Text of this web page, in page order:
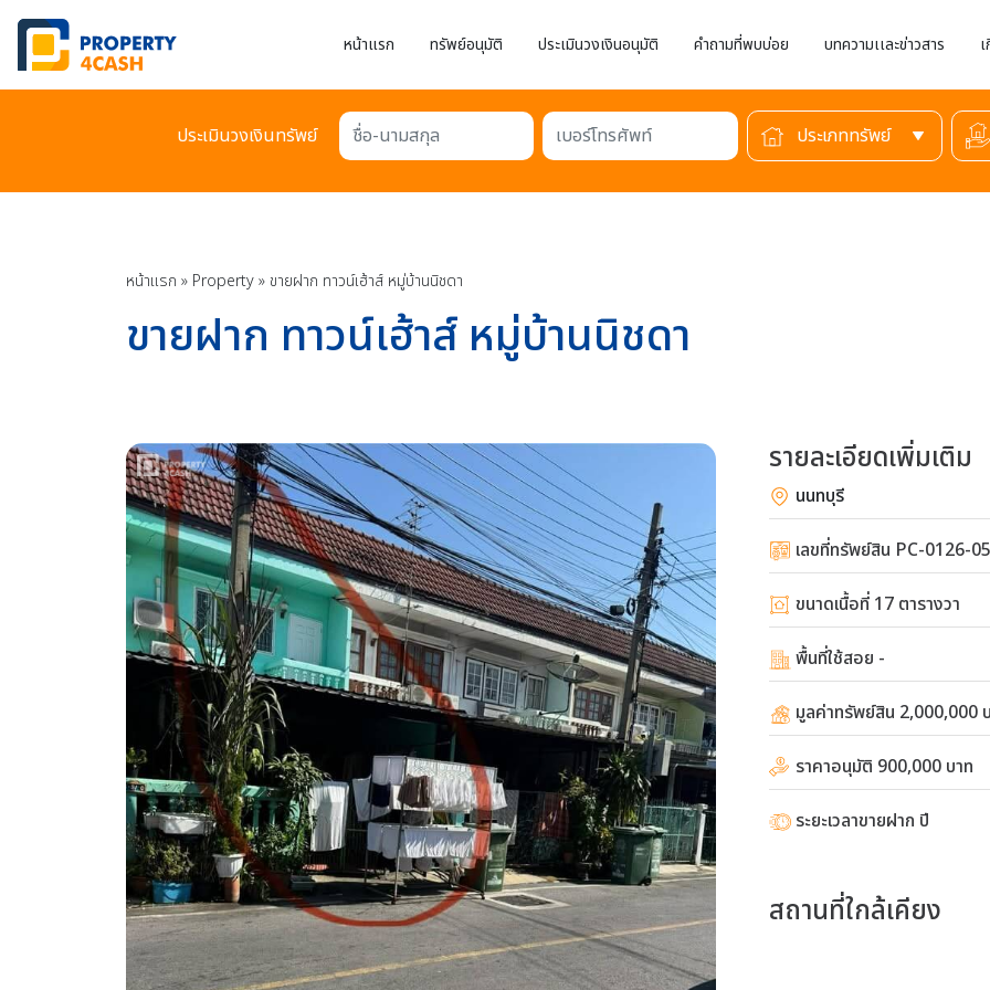
หน้าแรก ทรัพย์อนุมัติ ประเมินวงเงินอนุมัติ คำถามที่พบบ่อย บทความเเละข่าวสาร
ประเมินวงเงินทรัพย์ ชื่อ-นามสกุล เบอร์โทรศัพท์
หน้าแรก » Property» ขายฝาก ทาวน์เฮ้าส์ หมู่บ้านนิชดา
ขายฝาก ทาวน์เฮ้าส์ หมู่บ้านนิชดา
รายละเอียดเพิ่มเติม
นนทบุรี
เลขที่ทรัพย์สิน PC-0126-
ขนาดเนื้อที่ 17 ตารางวา
พื้นที่ใช้สอย -
มูลค่าทรัพย์สิน 2,000,000
ราคาอนุมัติ 900,000 บาท
ระยะเวลาขายฝาก ปี
สถานที่ใกล้เคียง